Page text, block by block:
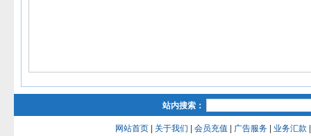
站内搜索：
网站首页 关于我们 会员充值 广告服务 业务汇款